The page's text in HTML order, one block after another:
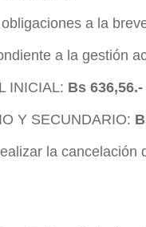
a la
a la gestión
INICIAL: Bs 636,56.-
Y SECUNDARIO:
la cancelación